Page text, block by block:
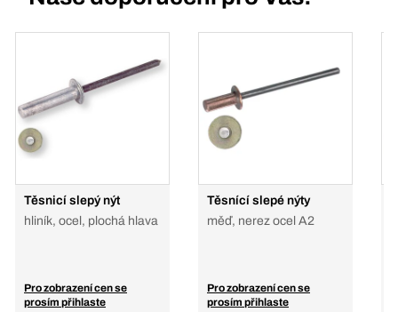
Těsnicí slepý nýt
hliník, ocel, plochá hlava
Pro zobrazení cen se
prosím přihlaste
Těsnící slepé nýty
měď, nerez ocel A2
Pro zobrazení cen se
prosím přihlaste